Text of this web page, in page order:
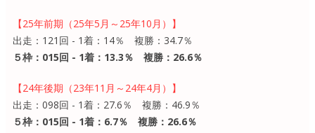
【25年前期（25年5月～25年10月）】
出走：121回 - 1着：14％ 複勝：34.7％
５枠：015回 - 1着：13.3％ 複勝：26.6％
【24年後期（23年11月～24年4月）】
出走：098回 - 1着：27.6％ 複勝：46.9％
５枠：015回 - 1着：6.7％ 複勝：26.6％